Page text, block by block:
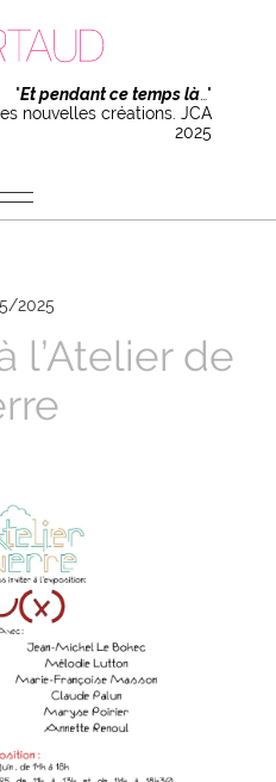
"Et pendant ce temps là …"
nouvelles créations. JCA
2025
2025
l’Atelier de